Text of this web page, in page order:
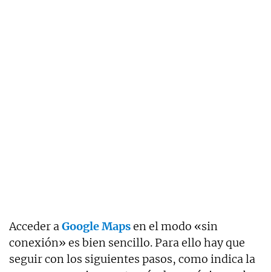
Acceder aGoogle Mapsen el modo «sin
conexión» es bien sencillo. Para ello hay que
seguir con los siguientes pasos, como indica la